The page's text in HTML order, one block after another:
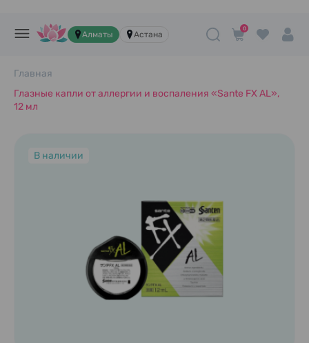
Алматы Астана
0
Главная
Глазные капли от аллергии и воспаления «Sante FX AL»,
12 мл
В наличии